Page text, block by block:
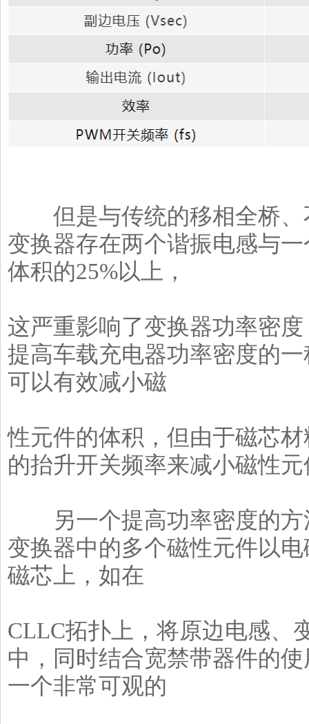
但是与传统的移相全桥、
变换器存在两个谐振电感与
体积的25%以上，
这严重影响了变换器功率密
提高车载充电器功率密度的
可以有效减小磁
性元件的体积，但由于磁芯
的抬升开关频率来减小磁性
另一个提高功率密度的方
变换器中的多个磁性元件以
磁芯上，如在
CLLC拓扑上，将原边电感、
中，同时结合宽禁带器件的
一个非常可观的